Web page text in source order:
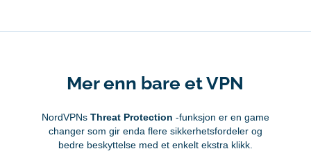
Mer enn bare et VPN
NordVPNs Threat Protection -funksjon er en game
changer som gir enda flere sikkerhetsfordeler og
bedre beskyttelse med et enkelt ekstra klikk.